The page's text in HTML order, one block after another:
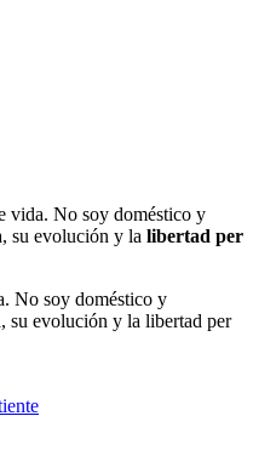
vida. No soy doméstico y
su evolución y la libertad per
No soy doméstico y
su evolución y la libertad per